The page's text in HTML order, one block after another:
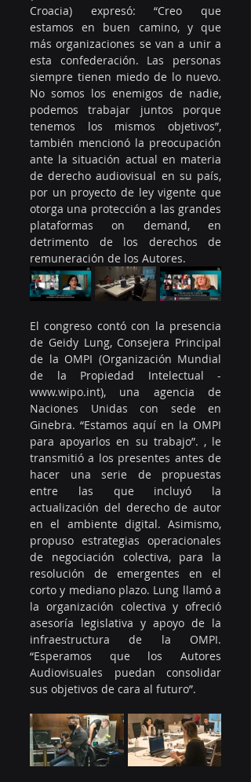
Croacia) expresó: “Creo que
estamos en buen camino, y que
más organizaciones se van a unir a
esta confederación. Las personas
siempre tienen miedo de lo nuevo.
No somos los enemigos de nadie,
podemos trabajar juntos porque
tenemos los mismos objetivos”,
también mencionó la preocupación
ante la situación actual en materia
de derecho audiovisual en su país,
por un proyecto de ley vigente que
otorga una protección a las grandes
plataformas on demand, en
detrimento de los derechos de
remuneración de los Autores.
El congreso contó con la presencia
de Geidy Lung, Consejera Principal
de la OMPI (Organización Mundial
de la Propiedad Intelectual -
www.wipo.int), una agencia de
Naciones Unidas con sede en
Ginebra. “Estamos aquí en la OMPI
para apoyarlos en su trabajo”. , le
transmitió a los presentes antes de
hacer una serie de propuestas
entre las que incluyó la
actualización del derecho de autor
en el ambiente digital. Asimismo,
propuso estrategias operacionales
de negociación colectiva, para la
resolución de emergentes en el
corto y mediano plazo. Lung llamó a
la organización colectiva y ofreció
asesoría legislativa y apoyo de la
infraestructura de la OMPI.
“Esperamos que los Autores
Audiovisuales puedan consolidar
sus objetivos de cara al futuro”.